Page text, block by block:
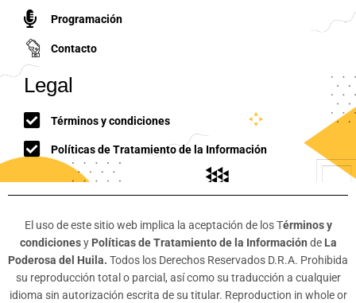
Programación
Contacto
Legal
Términos y condiciones
Políticas de Tratamiento de la Información
El uso de este sitio web implica la aceptación de los Términos y
condicionesy Políticas de Tratamiento de la Información de La
Poderosa del Huila. Todos los Derechos Reservados D.R.A. Prohibida
su reproducción total o parcial, así como su traducción a cualquier
idioma sin autorización escrita de su titular. Reproduction in whole or